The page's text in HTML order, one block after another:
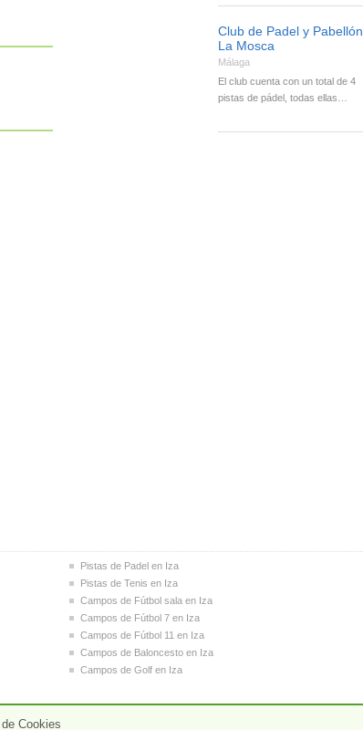
Club de Padel y Pabellón
La Mosca
Málaga
El club cuenta con un total de 4
pistas de pádel, todas ellas…
Pistas de Padel en Iza
Pistas de Tenis en Iza
Campos de Fútbol sala en Iza
Campos de Fútbol 7 en Iza
Campos de Fútbol 11 en Iza
Campos de Baloncesto en Iza
Campos de Golf en Iza
Cookies